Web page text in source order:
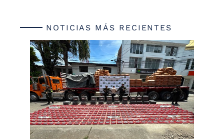
NOTICIAS MÁS RECIENTES